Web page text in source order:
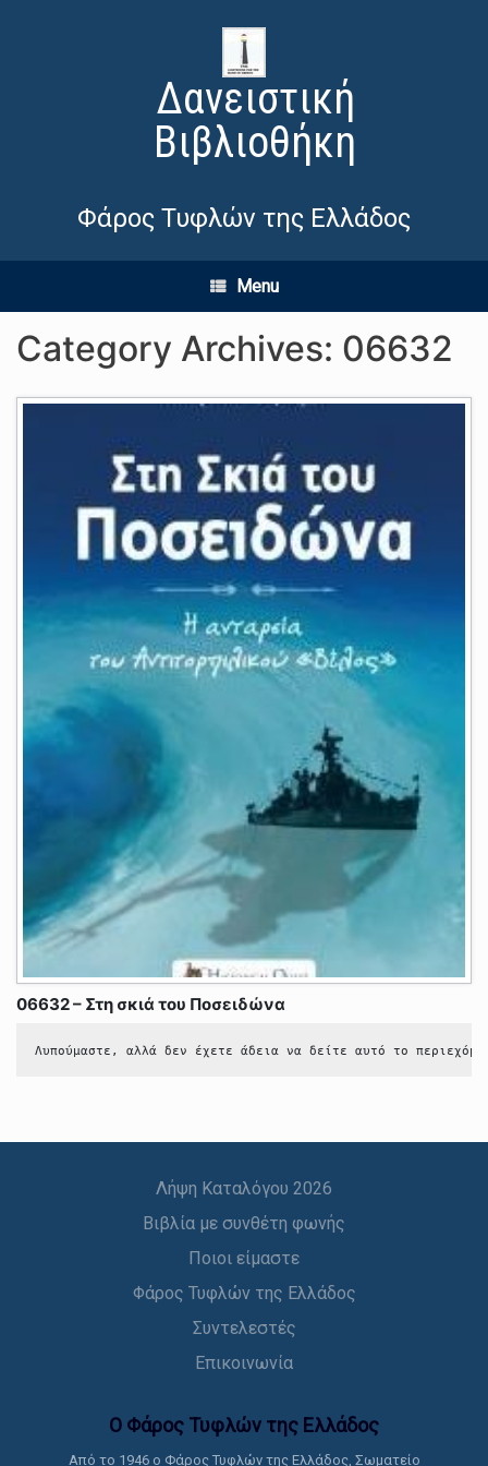
Δανειστική
Βιβλιοθήκη
Φάρος Τυφλών της Ελλάδος
Menu
Category Archives: 06632
06632 – Στη σκιά του Ποσειδώνα
Λυπούμαστε, αλλά δεν έχετε άδεια να δείτε αυτό το
Λήψη Καταλόγου 2026
Βιβλία με συνθέτη φωνής
Ποιοι είμαστε
Φάρος Τυφλών της Ελλάδος
Συντελεστές
Επικοινωνία
Ο Φάρος Τυφλών της Ελλάδoς
Από το 1946 ο Φάρος Τυφλών της Ελλάδος, Σωματείο